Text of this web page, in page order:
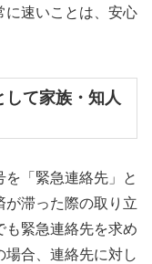
に速いことは、安心
して家族・知人
「緊急連絡先」と
が滞った際の取り立
も緊急連絡先を求め
場合、連絡先に対し